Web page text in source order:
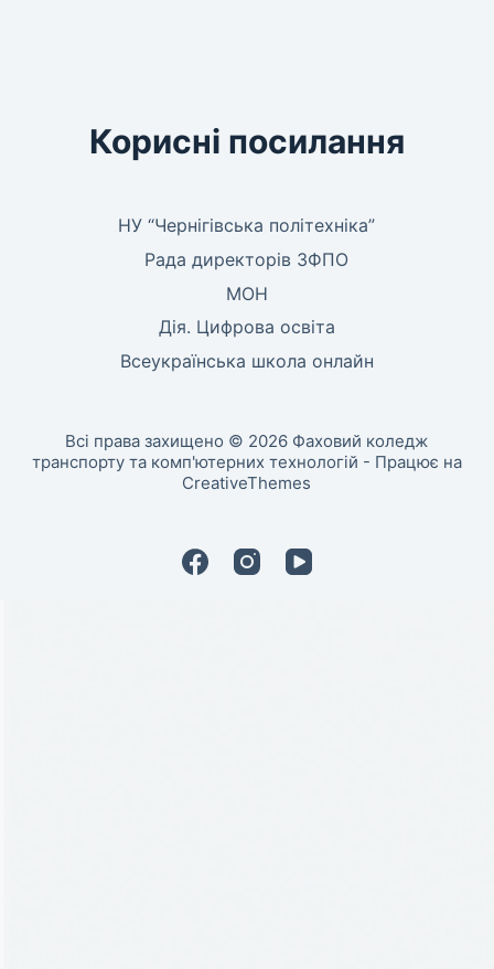
Корисні посилання
НУ “Чернігівська політехніка”
Рада директорів ЗФПО
МОН
Дія. Цифрова освіта
Всеукраїнська школа онлайн
Всі права захищено © 2026 Фаховий коледж
транспорту та комп'ютерних технологій - Працює на
CreativeThemes